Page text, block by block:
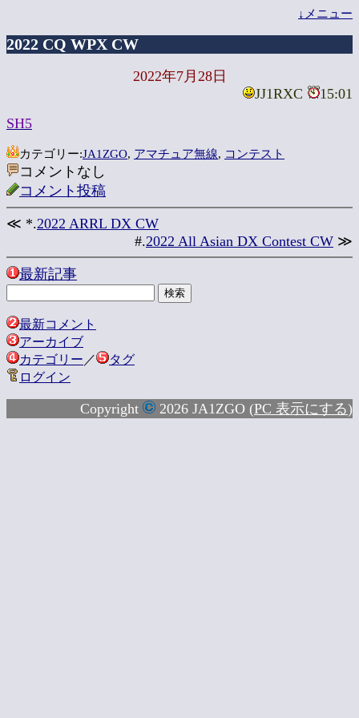
↓メニュー
2022 CQ WPX CW
2022年7月28日
JJ1RXC
15:01
SH5
カテゴリー:JA1ZGO, アマチュア無線, コンテスト
コメントなし
コメント投稿
≪ *.2022 ARRL DX CW
#.2022 All Asian DX Contest CW ≫
最新記事
最新コメント
アーカイブ
カテゴリー ／
タグ
ログイン
Copyright 2026 JA1ZGO (PC 表示にする)